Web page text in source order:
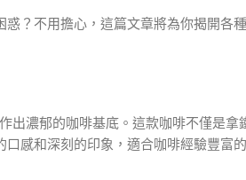
？不用擔心，這篇文章將為你揭開各
出濃郁的咖啡基底。這款咖啡不僅是拿
感和深刻的印象，適合咖啡經驗豐富